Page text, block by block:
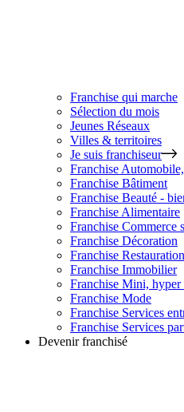
Franchise qui marche
Sélection du mois
Jeunes Réseaux
Villes & territoires
Je suis franchiseur
Franchise
Franchise Bâtiment
Franchise Beauté -
Franchise Alimentaire
Franchise Commerce
Franchise Décoration
Franchise Restauration
Franchise Immobilier
Franchise Mini, hyper
Franchise Mode
Franchise Services
Franchise Services
Devenir franchisé